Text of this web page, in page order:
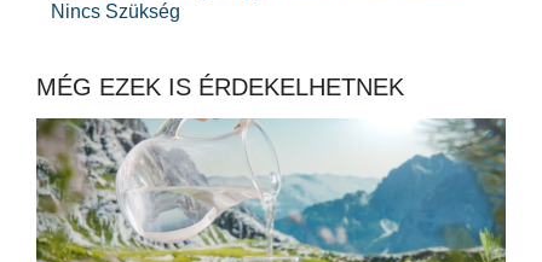
Nincs Szükség
MÉG EZEK IS ÉRDEKELHETNEK